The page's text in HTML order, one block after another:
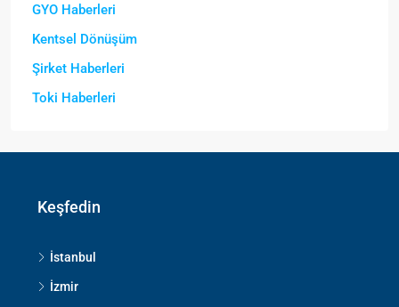
GYO Haberleri
Kentsel Dönüşüm
Şirket Haberleri
Toki Haberleri
Keşfedin
İstanbul
İzmir